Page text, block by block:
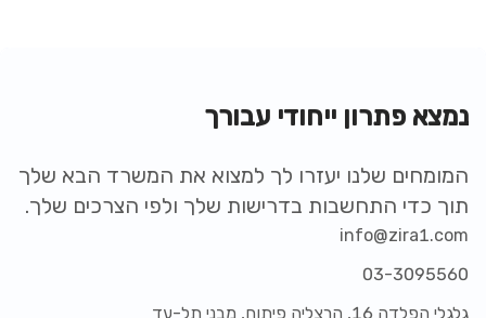
נמצא פתרון ייחודי עבורך
המומחים שלנו יעזרו לך למצוא את המשרד הבא שלך
תוך כדי התחשבות בדרישות שלך ולפי הצרכים שלך.
info@zira1.com
03-3095560
גלגלי הפלדה 16, הרצליה פיתוח, מבני תל-עד